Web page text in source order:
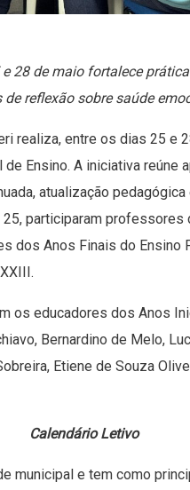
28 de maio fortalece
reflexão sobre saúde
realiza, entre os dias 25 e
Ensino. A iniciativa reúne
atualização
participaram
dos Anos Finais do Ensino
os educadores dos Anos
Bernardino de Melo,
Etiene de Souza
Calendário Letivo
municipal e tem como